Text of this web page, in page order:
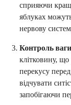
сприяючи
яблуках
нервову
Контроль ваги
клітковину, що
перекусу
відчувати
запобігаючи